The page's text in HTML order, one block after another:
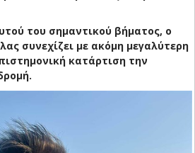
του σημαντικού βήματος, ο
συνεχίζει με ακόμη μεγαλύτερη
κατάρτιση την